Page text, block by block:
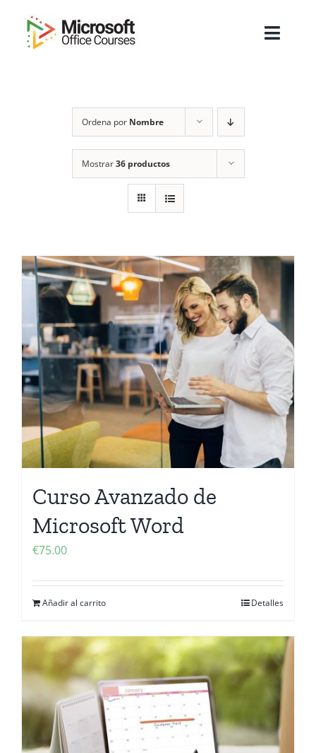
contenido
Sobre Nosotros
Cursos
Masters
Testimonios
Contactanos
Ordena por Nombre
Mostrar36 productos
Curso Avanzado de
Microsoft Word
€75.00
Añadir al carrito Detalles